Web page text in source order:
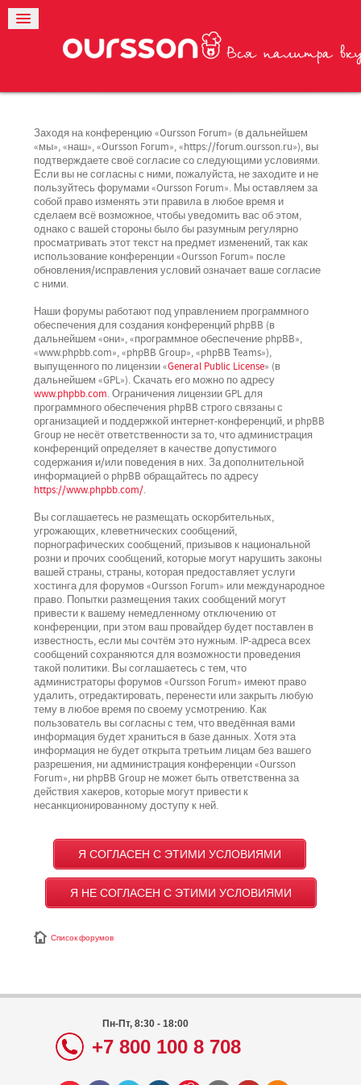
Заходя на конференцию «Oursson Forum» (в дальнейшем
«мы», «наш», «Oursson Forum», «https://forum.oursson.ru»), вы
подтверждаете своё согласие со следующими условиями.
Если вы не согласны с ними, пожалуйста, не заходите и не
пользуйтесь форумами «Oursson Forum». Мы оставляем за
собой право изменять эти правила в любое время и
сделаем всё возможное, чтобы уведомить вас об этом,
однако с вашей стороны было бы разумным регулярно
просматривать этот текст на предмет изменений, так как
использование конференции «Oursson Forum» после
обновления/исправления условий означает ваше согласие
с ними.
Наши форумы работают под управлением программного
обеспечения для создания конференций phpBB (в
дальнейшем «они», «программное обеспечение phpBB»,
«www.phpbb.com», «phpBB Group», «phpBB Teams»),
выпущенного по лицензии «General Public License» (в
дальнейшем «GPL»). Скачать его можно по адресу
www.phpbb.com. Ограничения лицензии GPL для
программного обеспечения phpBB строго связаны с
организацией и поддержкой интернет-конференций, и phpBB
Group не несёт ответственности за то, что администрация
конференций определяет в качестве допустимого
содержания и/или поведения в них. За дополнительной
информацией о phpBB обращайтесь по адресу
https://www.phpbb.com/.
Вы соглашаетесь не размещать оскорбительных,
угрожающих, клеветнических сообщений,
порнографических сообщений, призывов к национальной
розни и прочих сообщений, которые могут нарушить законы
вашей страны, страны, которая предоставляет услуги
хостинга для форумов «Oursson Forum» или международное
право. Попытки размещения таких сообщений могут
привести к вашему немедленному отключению от
конференции, при этом ваш провайдер будет поставлен в
известность, если мы сочтём это нужным. IP-адреса всех
сообщений сохраняются для возможности проведения
такой политики. Вы соглашаетесь с тем, что
администраторы форумов «Oursson Forum» имеют право
удалить, отредактировать, перенести или закрыть любую
тему в любое время по своему усмотрению. Как
пользователь вы согласны с тем, что введённая вами
информация будет храниться в базе данных. Хотя эта
информация не будет открыта третьим лицам без вашего
разрешения, ни администрация конференции «Oursson
Forum», ни phpBB Group не может быть ответственна за
действия хакеров, которые могут привести к
несанкционированному доступу к ней.
Список форумов
Пн-Пт, 8:30 - 18:00
+7 800 100 8 708